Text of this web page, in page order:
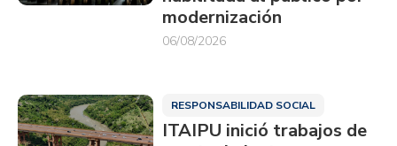
modernización
06/08/2026
RESPONSABILIDAD SOCIAL
ITAIPU inició trabajos de